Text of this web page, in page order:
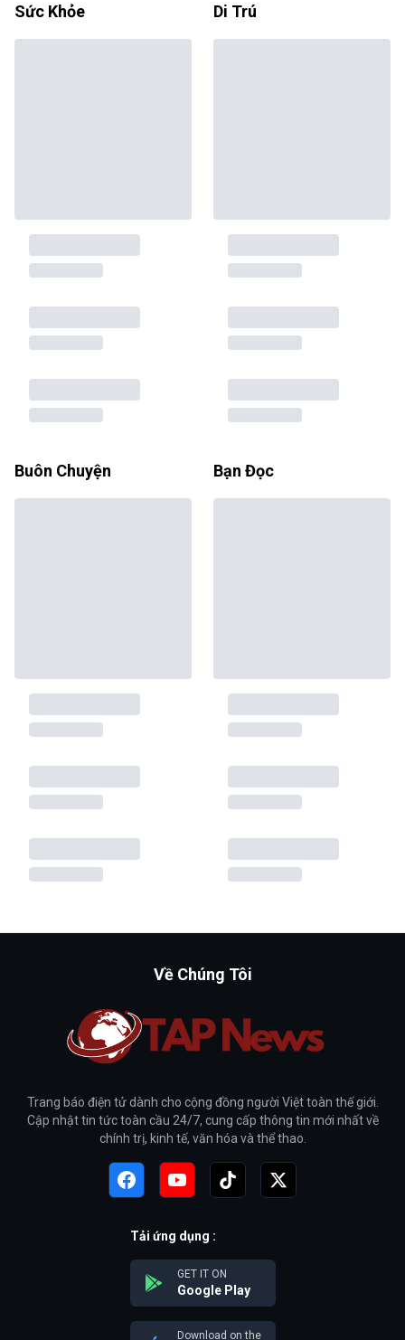
Sức Khỏe Di Trú
Buôn Chuyện Bạn Đọc
Về Chúng Tôi
Trang báo điện tử dành cho cộng đồng người Việt toàn thế giới.
Cập nhật tin tức toàn cầu 24/7, cung cấp thông tin mới nhất về
chính trị, kinh tế, văn hóa và thể thao.
Tải ứng dụng :
GET IT ON
Google Play
Download on the